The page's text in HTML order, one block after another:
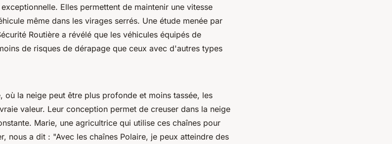
Elles permettent de maintenir une vitesse
même dans les virages serrés. Une étude menée par
Routière a révélé que les véhicules équipés de
de risques de dérapage que ceux avec d'autres types
où la neige peut être plus profonde et moins tassée, les
valeur. Leur conception permet de creuser dans la neige
Marie, une agricultrice qui utilise ces chaînes pour
nous a dit : "Avec les chaînes Polaire, je peux atteindre des